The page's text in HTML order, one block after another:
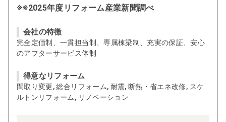
※※2025年度リフォーム産業新聞調べ
会社の特徴
完全定価制、一貫担当制、専属棟梁制、充実の保証、安心
のアフターサービス体制
得意なリフォーム
間取り変更, 総合リフォーム, 耐震, 断熱・省エネ改修, スケ
ルトンリフォーム, リノベーション